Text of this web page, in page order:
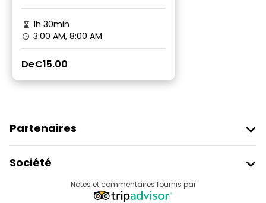
1h 30min
3:00 AM, 8:00 AM
De€15.00
Partenaires
Connexion Du Fournisseur
Programme D’affiliation
Société
Notes et commentaires fournis par